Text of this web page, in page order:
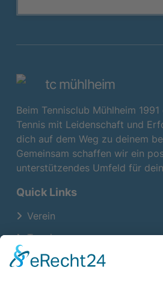
tc mühlheim
Beim Tennisclub Mühlheim
Tennis mit Leidenschaft und
dich auf dem Weg zu deinem
Gemeinsam schaffen wir ein
unterstützendes Umfeld für
Quick Links
Verein
Termine
Training